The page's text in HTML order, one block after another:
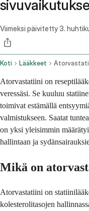
Viimeksi päivitetty3.
Koti Lääkkeet
Atorvastatiini on
veressäsi. Se kuuluu
toimivat estämällä
valmistukseen. Saatat
on yksi yleisimmin
hallintaan ja
Mikä on
Atorvastatiini on
kolesterolitasojen